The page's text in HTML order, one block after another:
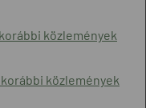
közlemények
közlemények